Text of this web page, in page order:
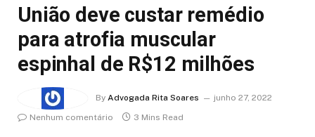
União deve custar remédio
para atrofia muscular
espinhal de R$12 milhões
By Advogada Rita Soares
junho 27, 2022
Nenhum comentário
3 Mins Read